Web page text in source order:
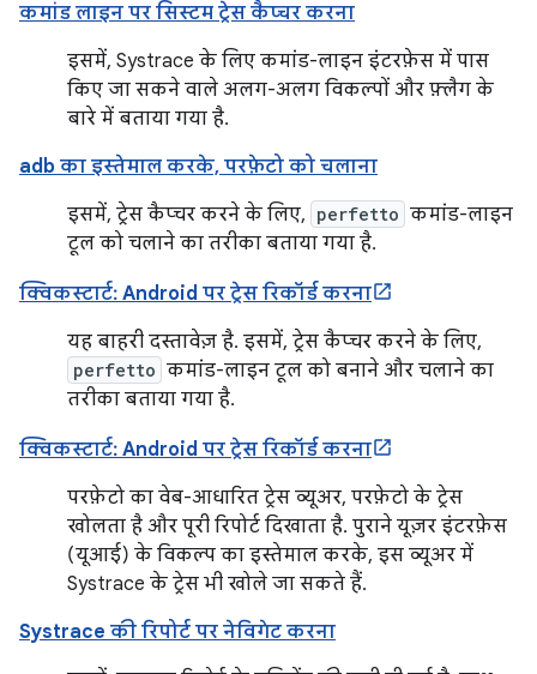
कमांड लाइन पर सिस्टम ट्रेस कैप्चर करना
इसमें, Systrace के लिए कमांड-लाइन इंटरफ़ेस में पास
किए जा सकने वाले अलग-अलग विकल्पों और फ़्लैग के
बारे में बताया गया है.
adb का इस्तेमाल करके, परफ़ेटो को चलाना
इसमें, ट्रेस कैप्चर करने के लिए, perfetto कमांड-लाइन
टूल को चलाने का तरीका बताया गया है.
क्विकस्टार्ट: Android पर ट्रेस रिकॉर्ड करना
यह बाहरी दस्तावेज़ है. इसमें, ट्रेस कैप्चर करने के लिए,
perfetto कमांड-लाइन टूल को बनाने और चलाने का
तरीका बताया गया है.
क्विकस्टार्ट: Android पर ट्रेस रिकॉर्ड करना
परफ़ेटो का वेब-आधारित ट्रेस व्यूअर, परफ़ेटो के ट्रेस
खोलता है और पूरी रिपोर्ट दिखाता है. पुराने यूज़र इंटरफ़ेस
(यूआई) के विकल्प का इस्तेमाल करके, इस व्यूअर में
Systrace के ट्रेस भी खोले जा सकते हैं.
Systrace की रिपोर्ट पर नेविगेट करना